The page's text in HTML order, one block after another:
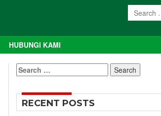
HUBUNGI KAMI
Search
for:
RECENT POSTS